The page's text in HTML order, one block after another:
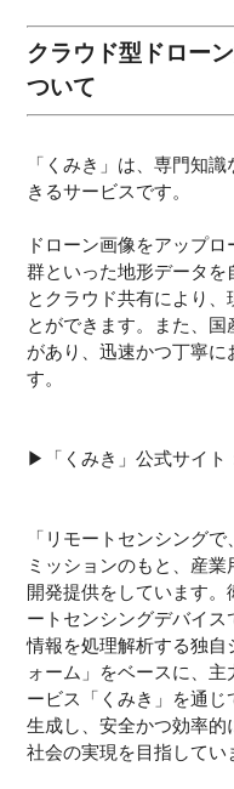
クラウド型ドロー
ついて
「くみき」は、専門知
きるサービスです。
ドローン画像をアップ
群といった地形データを
とクラウド共有により
とができます。また、
があり、迅速かつ丁寧に
す。
▶︎「くみき」公式サイト
「リモートセンシング
ミッションのもと、産
開発提供をしています
ートセンシングデバイス
情報を処理解析する独自
ォーム」をベースに、
ービス「くみき」を通
生成し、安全かつ効率的
社会の実現を目指してい